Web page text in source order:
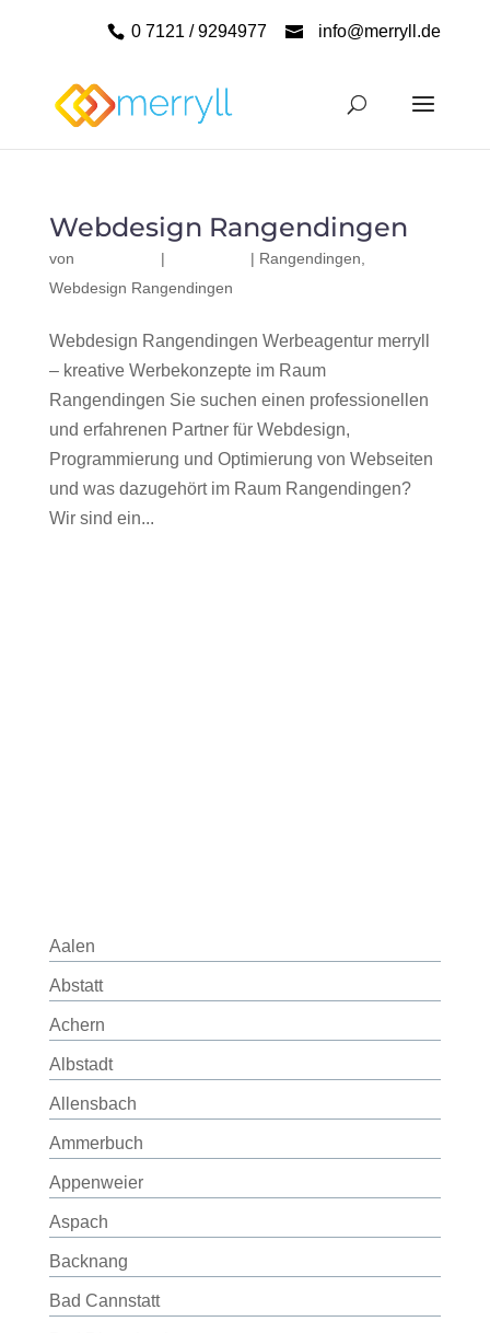
0 7121 / 9294977 info@merryll.de
Webdesign Rangendingen
von | | Rangendingen
Webdesign Rangendingen
Webdesign Rangendingen Werbeagentur merryll
– kreative Werbekonzepte im Raum
Rangendingen Sie suchen einen professionellen
und erfahrenen Partner für Webdesign,
Programmierung und Optimierung von Webseiten
und was dazugehört im Raum Rangendingen?
Wir sind ein...
Aalen
Abstatt
Achern
Albstadt
Allensbach
Ammerbuch
Appenweier
Aspach
Backnang
Bad Cannstatt